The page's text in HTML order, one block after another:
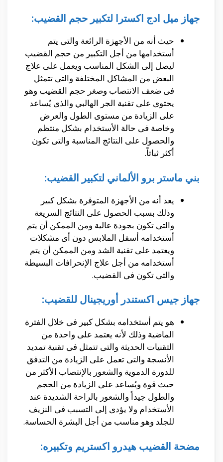
جهاز ميل ادج اكسترا لتكبير حجم القضيب:
حيث أنه من الأجهزة الرائعة والتى يتم
أستخدامها من أجل التكبير من حجم القضيب
ليصل إلى الشكل المناسب ويعمل على علاج
البعض من المشاكل المختلفة والتى تتمثل
فى ضعف الانتصاب وصغر حجم القضيب وهو
يحتوى على تقنية الجر الهالبي والذى يُساعد
على الزيادة من مستوى الطول والعرض
وخاصة فى حالة الأستخدام بشكل منتظم
والحصول على النتائج المناسبة والتى تكون
أكثر ثباتاً.
بني ماستر برو الألماني لتكبير القضيب:
يعد أنه من الأجهزة المتوفرة بشكل كبير
وذلك بسبب الحصول على النتائج السريعة
والتى تكون بجودة عالية ومن الممكن أن يتم
أستخدامه أسفل الملابس دون أى مشكلات
ويعتمد على تقنية الشد ومن الممكن أن يتم
أستخدامه من أجل علاج الإنحرافات البسيطة
والتى تكون فى القضيب.
جهاز جيس اكستندر أوريجينال للقضيب:
هو يتم أستخدامه بشكل كبير فى خلال الفترة
الماضية وذلك لأنه يعتمد على واحدة من
التقنيات الحديثة والتى تتمثل فى تقنية تمديد
الأنسجة والتى تعمل على الزيادة من التدفق
للدورة الدموية والشعور بالإنتصاب الأكثر من
حيث قوة ويُساعد على الزيادة من الحجم
والطول جيداً والشعور بالراحة الشديدة عند
الأستخدام ولا يؤدى إلى التسبب فى النزيف
للجلد وهو مناسب من أجل البشرة الحساسة.
مضحة القضيب هيدرو اكستريم وتكبيره: